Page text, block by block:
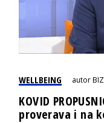
WELLBEING autor
KOVID
proverava i na